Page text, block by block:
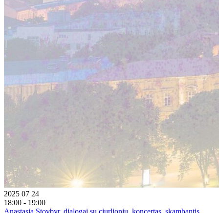
2025 07 24
18:00 - 19:00
Anastasia Stovbyr, dialogai su ciurlioniu, koncertas, skambantis